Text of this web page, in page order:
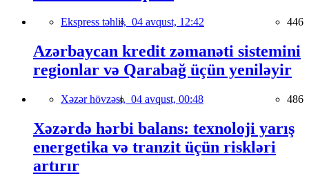
Ekspress təhlil, 04 avqust, 12:42 446
Azərbaycan kredit zəmanəti sistemini
regionlar və Qarabağ üçün yeniləyir
Xəzər hövzəsi, 04 avqust, 00:48 486
Xəzərdə hərbi balans: texnoloji yarış
energetika və tranzit üçün riskləri
artırır